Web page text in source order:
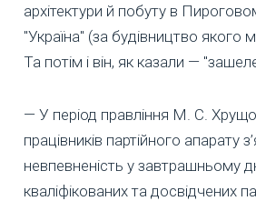
архітектури й побуту в
"Україна" (за будівництво якого
Та потім і він, як казали —
— У період правління М. С.
працівників партійного апарату
невпевненість у завтрашньому
кваліфікованих та досвідчених